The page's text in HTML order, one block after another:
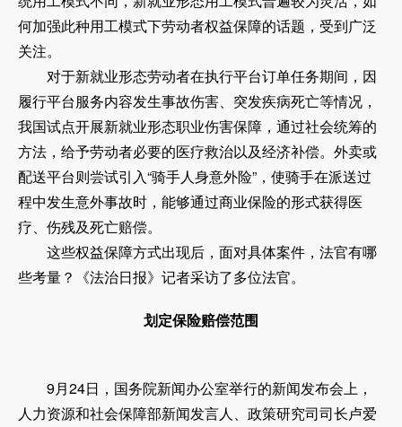
何加强此种用工模式下劳动者权益保障的话题，受到广泛
关注。
对于新就业形态劳动者在执行平台订单任务期间，因
履行平台服务内容发生事故伤害、突发疾病死亡等情况，
我国试点开展新就业形态职业伤害保障，通过社会统筹的
方法，给予劳动者必要的医疗救治以及经济补偿。外卖或
配送平台则尝试引入“骑手人身意外险”，使骑手在派送过
程中发生意外事故时，能够通过商业保险的形式获得医
疗、伤残及死亡赔偿。
这些权益保障方式出现后，面对具体案件，法官有哪
些考量？《法治日报》记者采访了多位法官。
划定保险赔偿范围
9月24日，国务院新闻办公室举行的新闻发布会上，
人力资源和社会保障部新闻发言人、政策研究司司长卢爱